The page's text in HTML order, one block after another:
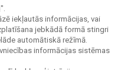
iekļautās informācijas, vai
jebkādā formā stingri
automātiskā režīmā.
informācijas sistēmas